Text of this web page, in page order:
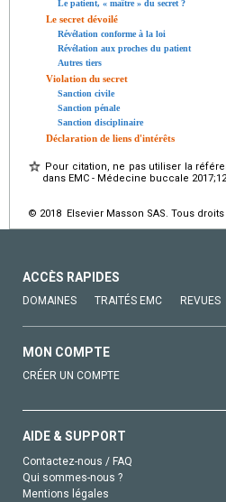
Le patient, « maître » du secret ?
Le secret dévoilé
Révélation conforme à la loi
Révélation aux proches du patient
Autres tiers
Violation du secret
Sanction civile
Sanction pénale
Sanction disciplinaire
Déclaration de liens d'intérêts
Pour citation, ne pas utiliser la
dans EMC - Médecine buccale
© 2018 Elsevier Masson SAS. Tous
ACCÈS RAPIDES
DOMAINES TRAITÉS EMC REVUES
MON COMPTE
CRÉER UN COMPTE
AIDE & SUPPORT
Contactez-nous / FAQ
Qui sommes-nous ?
Mentions légales